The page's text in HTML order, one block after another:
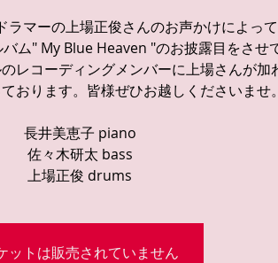
ラマーの上場正俊さんのお声かけによっ
ム" My Blue Heaven "のお披露目をさせ
レコーディングメンバーに上場さんが加
おります。皆様ぜひお越しくださいませ。
長井美恵子 piano
佐々木研太 bass
上場正俊 drums
ットは販売されていません